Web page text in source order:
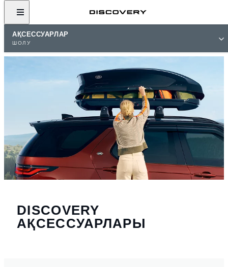
АҚСЕССУАРЛАР
ШОЛУ
DISCOVERY
АҚСЕССУАРЛАРЫ